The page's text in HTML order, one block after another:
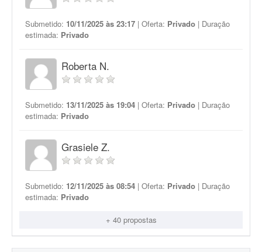
Submetido: 10/11/2025 às 23:17 | Oferta: Privado | Duração
estimada: Privado
Roberta N.
Submetido: 13/11/2025 às 19:04 | Oferta: Privado | Duração
estimada: Privado
Grasiele Z.
Submetido: 12/11/2025 às 08:54 | Oferta: Privado | Duração
estimada: Privado
+ 40 propostas